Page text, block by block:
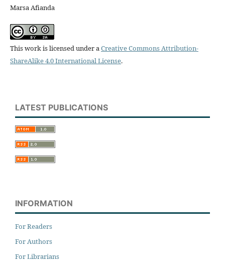
Marsa Afianda
This work is licensed under aCreative Commons Attribution-
ShareAlike 4.0 International License.
LATEST PUBLICATIONS
INFORMATION
For Readers
For Authors
For Librarians